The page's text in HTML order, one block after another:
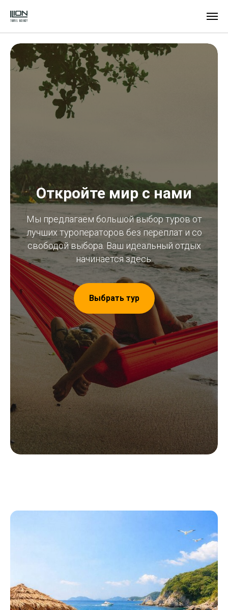
Откройте мир с нами
Мы предлагаем большой выбор туров от
лучших туроператоров без переплат и со
свободой выбора. Ваш идеальный отдых
начинается здесь.
Выбрать тур